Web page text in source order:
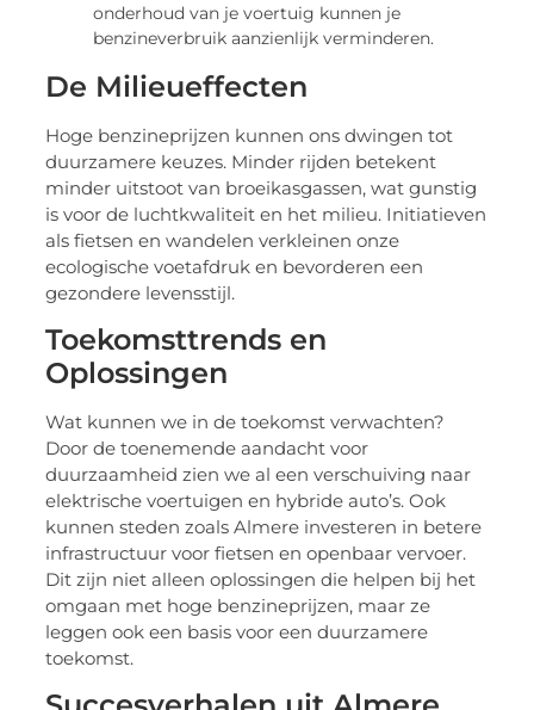
onderhoud van je voertuig kunnen je
benzineverbruik aanzienlijk verminderen.
De Milieueffecten
Hoge benzineprijzen kunnen ons dwingen tot
duurzamere keuzes. Minder rijden betekent
minder uitstoot van broeikasgassen, wat gunstig
is voor de luchtkwaliteit en het milieu. Initiatieven
als fietsen en wandelen verkleinen onze
ecologische voetafdruk en bevorderen een
gezondere levensstijl.
Toekomsttrends en
Oplossingen
Wat kunnen we in de toekomst verwachten?
Door de toenemende aandacht voor
duurzaamheid zien we al een verschuiving naar
elektrische voertuigen en hybride auto’s. Ook
kunnen steden zoals Almere investeren in betere
infrastructuur voor fietsen en openbaar vervoer.
Dit zijn niet alleen oplossingen die helpen bij het
omgaan met hoge benzineprijzen, maar ze
leggen ook een basis voor een duurzamere
toekomst.